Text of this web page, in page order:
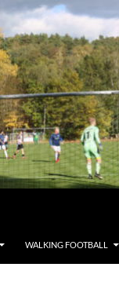
WALKING FOOTBALL